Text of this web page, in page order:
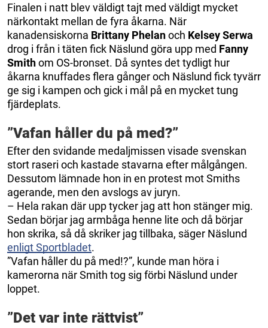
Finalen i natt blev väldigt tajt med väldigt mycket
närkontakt mellan de fyra åkarna. När
kanadensiskorna Brittany Phelanoch Kelsey Serwa
drog i från i täten fick Näslund göra upp med Fanny
Smithom OS-bronset. Då syntes det tydligt hur
åkarna knuffades flera gånger och Näslund fick tyvärr
ge sig i kampen och gick i mål på en mycket tung
fjärdeplats.
”Vafan håller du på med?”
Efter den svidande medaljmissen visade svenskan
stort raseri och kastade stavarna efter målgången.
Dessutom lämnade hon in en protest mot Smiths
agerande, men den avslogs av juryn.
– Hela rakan där upp tycker jag att hon stänger mig.
Sedan börjar jag armbåga henne lite och då börjar
hon skrika, så då skriker jag tillbaka, säger Näslund
enligt Sportbladet.
”Vafan håller du på med!?”, kunde man höra i
kamerorna när Smith tog sig förbi Näslund under
loppet.
”Det var inte rättvist”